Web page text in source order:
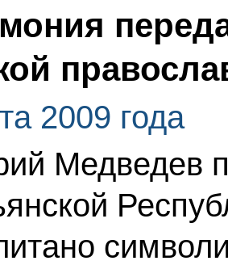
2009 года
Медведев